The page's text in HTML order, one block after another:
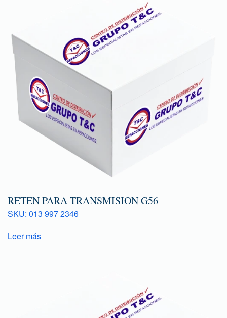
RETEN PARA TRANSMISION G56
SKU: 013 997 2346
Leer más